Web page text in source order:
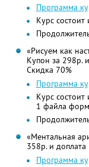
Программа
Курс
«Рисуем как
Купон за 298р.
Скидка 70%
Программа
Курс
1 файла
«Ментальная
358р. и
Программа